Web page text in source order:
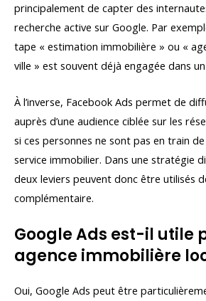
principalement de capter des
recherche active sur Google. Par
tape « estimation immobilière » ou «
ville » est souvent déjà engagée dans
À l’inverse, Facebook Ads permet de
auprès d’une audience ciblée sur les
si ces personnes ne sont pas en train
service immobilier. Dans une stratégie
deux leviers peuvent donc être utilisés
complémentaire.
Google Ads est-il utile
agence immobilière
Oui, Google Ads peut être